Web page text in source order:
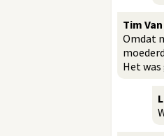
Tim
Omdat
Het